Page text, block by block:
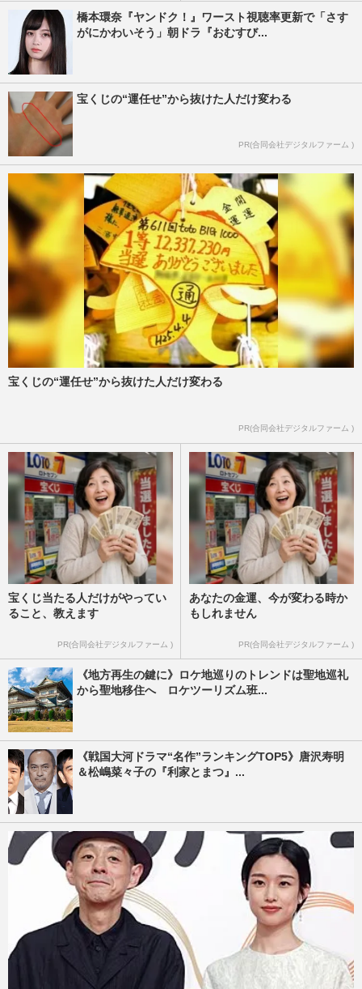
橋本環奈『ヤンドク！』ワースト視聴率更新で「さす
がにかわいそう」朝ドラ『おむすび...
宝くじの“運任せ”から抜けた人だけ変わる
PR(合同会社デジタルファーム )
宝くじの“運任せ”から抜けた人だけ変わる
PR(合同会社デジタルファーム )
宝くじ当たる人だけがやってい
ること、教えます
PR(合同会社デジタルファーム )
あなたの金運、今が変わる時か
もしれません
PR(合同会社デジタルファーム )
《地方再生の鍵に》ロケ地巡りのトレンドは聖地巡礼
から聖地移住へ ロケツーリズム班...
《戦国大河ドラマ“名作”ランキングTOP5》唐沢寿明
＆松嶋菜々子の『利家とまつ』...